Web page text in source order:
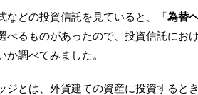
などの投資信託を見ていると、「為替
べるものがあったので、投資信託にお
か調べてみました。
ジとは、外貨建ての資産に投資すると